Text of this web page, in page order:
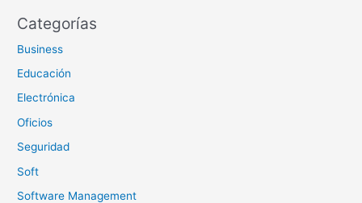
Categorías
Business
Educación
Electrónica
Oficios
Seguridad
Soft
Software Management